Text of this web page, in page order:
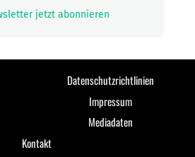
jetzt abonnieren
Datenschutzrichtlinien
Impressum
Mediadaten
Kontakt